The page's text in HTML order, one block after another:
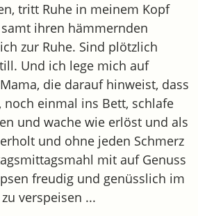
tritt Ruhe in meinem Kopf
ihren hämmernden
zur Ruhe. Sind plötzlich
Und ich lege mich auf
die darauf hinweist, dass
noch einmal ins Bett, schlafe
und wache wie erlöst und als
und ohne jeden Schmerz
mit auf Genuss
freudig und genüsslich im
verspeisen ...